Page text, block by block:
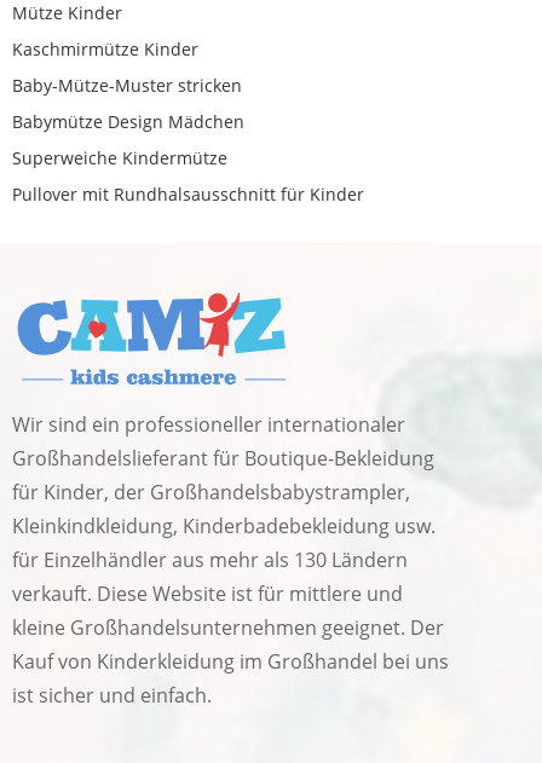
Mütze Kinder
Kaschmirmütze Kinder
Baby-Mütze-Muster stricken
Babymütze Design Mädchen
Superweiche Kindermütze
Pullover mit Rundhalsausschnitt für Kinder
Wir sind ein professioneller internationaler
Großhandelslieferant für Boutique-Bekleidung
für Kinder, der Großhandelsbabystrampler,
Kleinkindkleidung, Kinderbadebekleidung usw.
für Einzelhändler aus mehr als 130 Ländern
verkauft. Diese Website ist für mittlere und
kleine Großhandelsunternehmen geeignet. Der
Kauf von Kinderkleidung im Großhandel bei uns
ist sicher und einfach.